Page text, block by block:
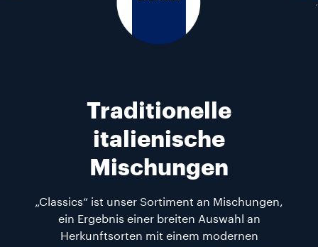
Traditionelle
italienische
Mischungen
„Classics“ ist unser Sortiment an Mischungen,
ein Ergebnis einer breiten Auswahl an
Herkunftsorten mit einem modernen